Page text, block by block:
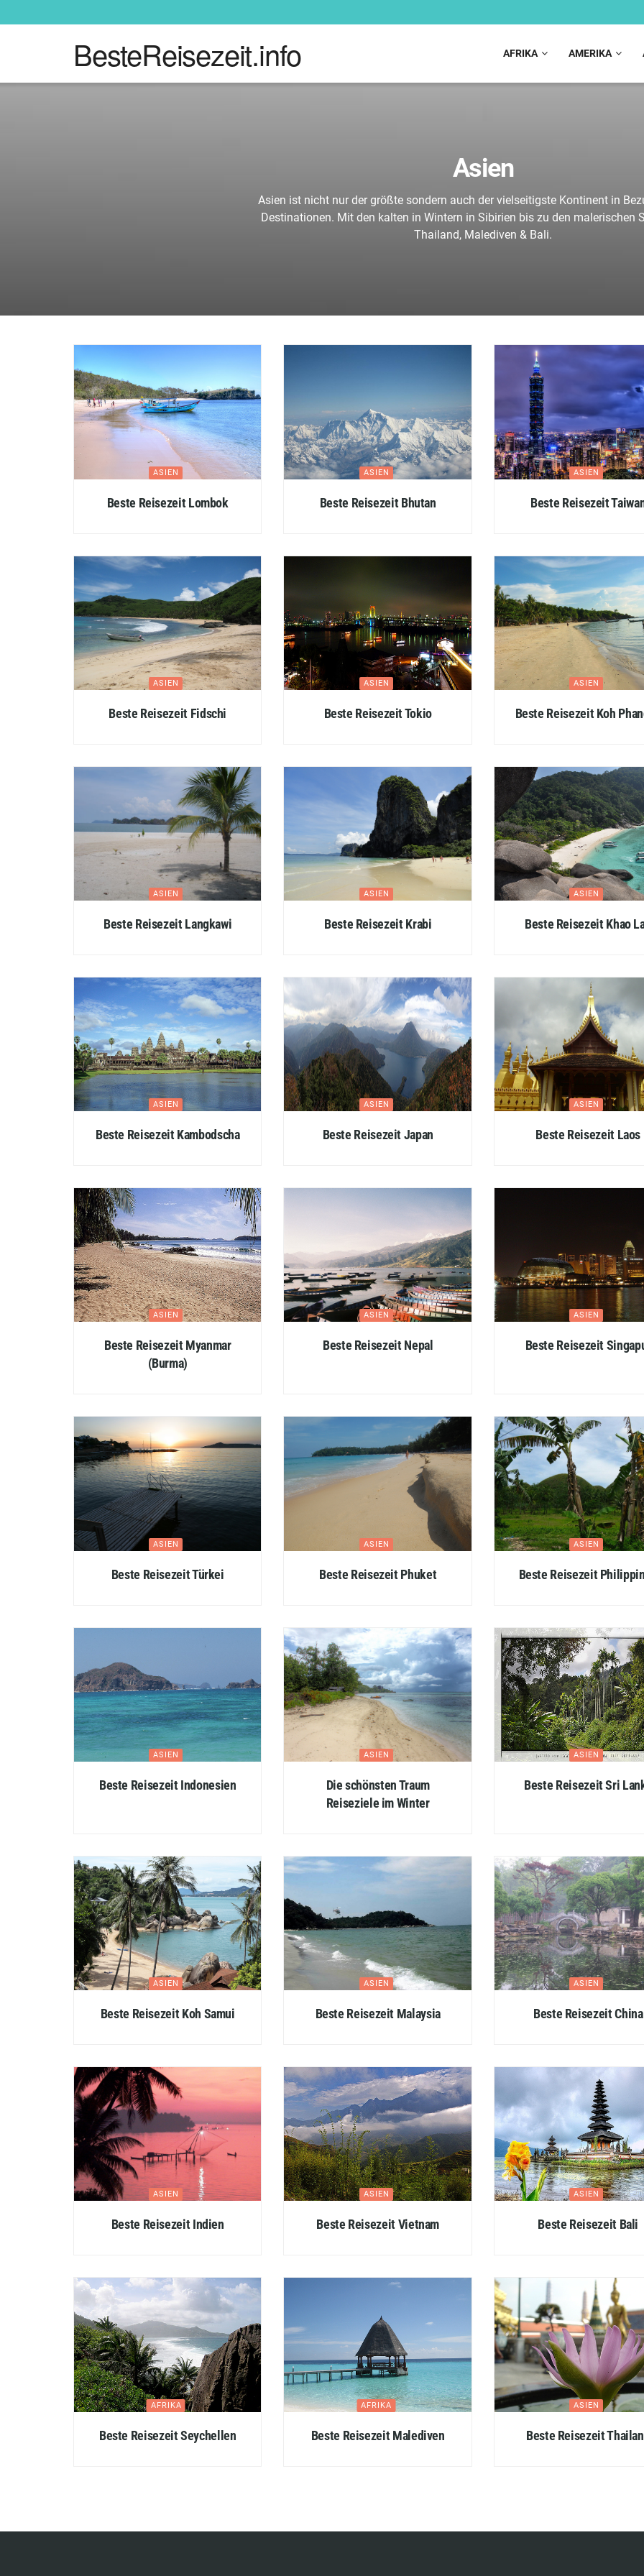
BesteReisezeit.info AFRIKA AMERIKA
Asien
Asien ist nicht nur der größte sondern auch der vielseitigste Kontinent in
Destinationen. Mit den kalten in Wintern in Sibirien bis zu den malerischen
Thailand, Malediven & Bali.
ASIEN
Beste Reisezeit Lombok
ASIEN
Beste Reisezeit Bhutan
ASIEN
Beste Reisezeit
ASIEN
Beste Reisezeit Fidschi
ASIEN
Beste Reisezeit Tokio
ASIEN
Beste Reisezeit Koh
ASIEN
Beste Reisezeit Langkawi
ASIEN
Beste Reisezeit Krabi
ASIEN
Beste Reisezeit Khao
ASIEN
Beste Reisezeit Kambodscha
ASIEN
Beste Reisezeit Japan
ASIEN
Beste Reisezeit Laos
ASIEN
Beste Reisezeit Myanmar
(Burma)
ASIEN
Beste Reisezeit Nepal
ASIEN
Beste Reisezeit
ASIEN
Beste Reisezeit Türkei
ASIEN
Beste Reisezeit Phuket
ASIEN
Beste Reisezeit
ASIEN
Beste Reisezeit Indonesien
ASIEN
Die schönsten Traum
Reiseziele im Winter
ASIEN
Beste Reisezeit Sri
ASIEN
Beste Reisezeit Koh Samui
ASIEN
Beste Reisezeit Malaysia
ASIEN
Beste Reisezeit China
ASIEN
Beste Reisezeit Indien
ASIEN
Beste Reisezeit Vietnam
ASIEN
Beste Reisezeit Bali
AFRIKA
Beste Reisezeit Seychellen
AFRIKA
Beste Reisezeit Malediven
ASIEN
Beste Reisezeit